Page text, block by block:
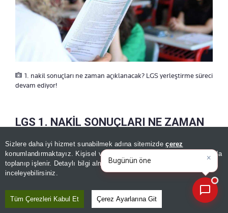
Sizlere daha iyi hizmet sunabilmek adına sitemizdeçerez
konumlandırmaktayız. Kişisel verileriniz, KVKK ve GDPR kapsamında
toplanıp işlenir. Detaylı bilgi almak içinAydınlatma Metnimizi
inceleyebilirsiniz.
Tüm Çerezleri Kabul Et Çerez Ayarlarına Git
1. nakil sonuçları ne zaman açıklanacak? LGS yerleştirme süreci
devam ediyor!
LGS 1. NAKİL SONUÇLARI NE ZAMAN
2026 LGS kapsamında yerleştirmeye esas 1.
nakil başvuruları 5-7 Ağustos tarihleri arasında
gerçekleştirildi.Başvuruların
değerlendirilmesinin ardından 1. nakil
×
Bugünün öne çıkan manşetleri
ve gelişmeleri neler?